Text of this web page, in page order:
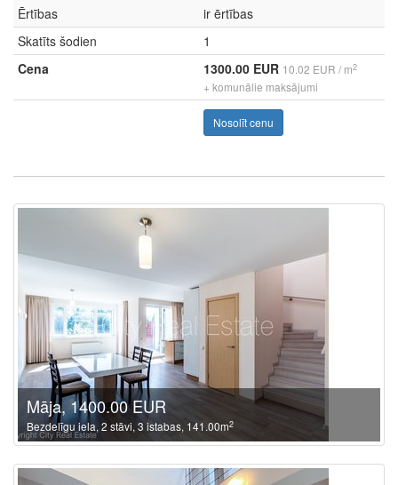
Ērtības
ir ērtības
Skatīts šodien
1
Cena
1300.00 EUR 10.02 EUR / m2
+ komunālie maksājumi
Nosolīt cenu
Māja, 1400.00 EUR
Bezdelīgu iela, 2 stāvi, 3 istabas, 141.00m2